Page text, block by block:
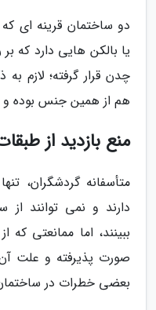
دو ساختمان قرینه ای
یا بالکن هایی دارد که
چدن قرار گرفته؛ لازم
هم از همین جنس بوده
منع بازدید از
متأسفانه گردشگران،
دارند و نمی توانند از
ببینند، اما ممانعتی
صورت پذیرفته و علت
بعضی خطرات در